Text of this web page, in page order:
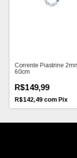
Corrente Piastrine
60cm
R$149,99
R$142,49 com Pix